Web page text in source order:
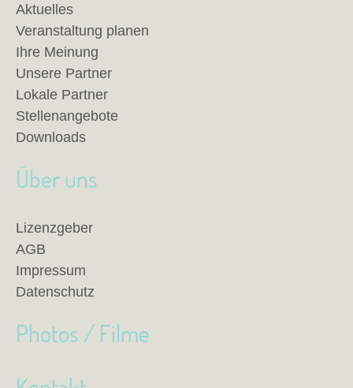
Aktuelles
Veranstaltung planen
Ihre Meinung
Unsere Partner
Lokale Partner
Stellenangebote
Downloads
Über uns
Lizenzgeber
AGB
Impressum
Datenschutz
Photos / Filme